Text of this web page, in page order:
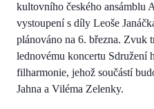
kultovního českého ansámblu
vystoupení s díly Leoše
plánováno na 6. března. Zvuk
lednovému koncertu Sdružení
filharmonie, jehož součástí
Jahna a Viléma Zelenky.